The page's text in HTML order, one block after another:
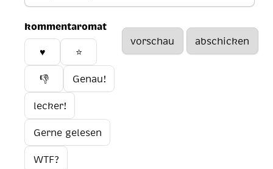
kommentaromat
♥️ ⭐
👎 Genau!
lecker!
Gerne gelesen
WTF?